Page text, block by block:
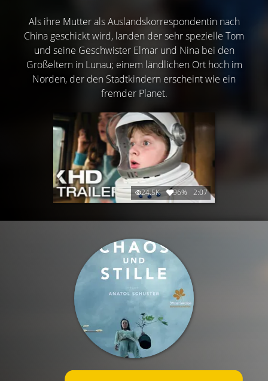
Als ihre Mutter als Auslandskorrespondentin nach
China geschickt wird, landen der sehr spezielle Tom
und seine Geschwister Elmar und Nina bei den
Großeltern in Lunau; einem ländlichen Ort hoch im
Norden, der den Stadtkindern erscheint wie ein
fremder Planet.
24.5K 96% 2:07